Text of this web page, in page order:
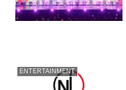
ENTERTAINMENT